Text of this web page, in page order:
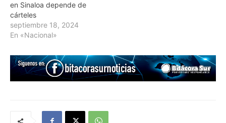
en Sinaloa depende de
cárteles
septiembre 18, 2024
En «Nacional»